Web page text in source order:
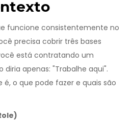
funcione consistentemente no
precisa cobrir três bases
está contratando um
diria apenas: "Trabalhe aqui".
o que pode fazer e quais são